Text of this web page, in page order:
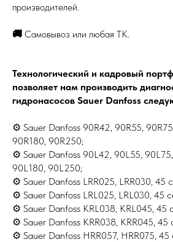
производителей.
🚚 Самовывоз или любая ТК.
Технологический и кадровый
позволяет нам производить
гидронасосов Sauer Danfoss
⚙ Sauer Danfoss 90R42, 90R55,
90R180, 90R250;
⚙ Sauer Danfoss 90L42, 90L55,
90L180, 90L250;
⚙ Sauer Danfoss LRR025, LRR030, 45
⚙ Sauer Danfoss LRL025, LRL030, 45
⚙ Sauer Danfoss KRL038, KRL045, 45
⚙ Sauer Danfoss KRR038, KRR045, 45
⚙ Sauer Danfoss HRR057, HRR075, 45